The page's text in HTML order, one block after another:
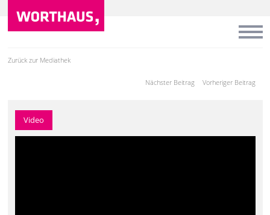
Zurück zur Mediathek
Vorheriger Beitrag
Nächster Beitrag
Video